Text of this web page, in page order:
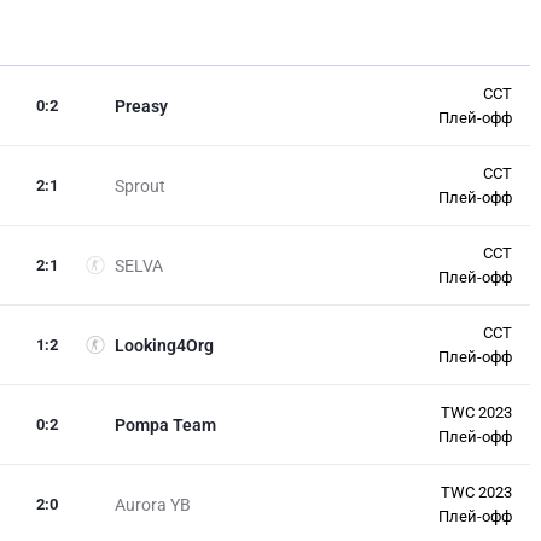
Preasy
0:2
CCT
Плей-офф
Sprout
2:1
CCT
Плей-офф
SELVA
2:1
CCT
Плей-офф
Looking4Org
1 :2
CCT
Плей-офф
Pompa Team
0:2
TWC 2023
Плей-офф
Aurora YB
2:0
TWC 2023
Плей-офф